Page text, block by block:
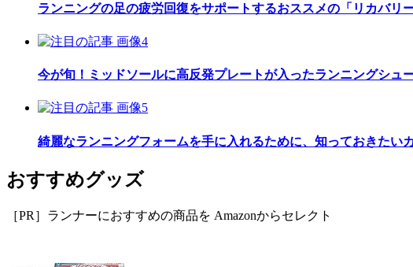
ランニングの足の疲労回復をサポートするおススメの「リカバリ
今が旬！ミッドソールに高反発プレートが入ったランニングシュ
綺麗なランニングフォームを手に入れるために、知っておきたい
おすすめグッズ
［PR］ランナーにおすすめの商品を Amazonからセレクト